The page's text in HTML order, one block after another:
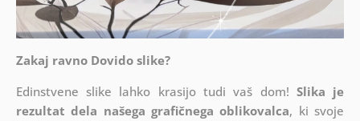
Zakaj ravno Dovido slike?
Edinstvene slike lahko krasijo tudi vaš dom! Slika je
rezultat dela našega grafičnega oblikovalca, ki svoje